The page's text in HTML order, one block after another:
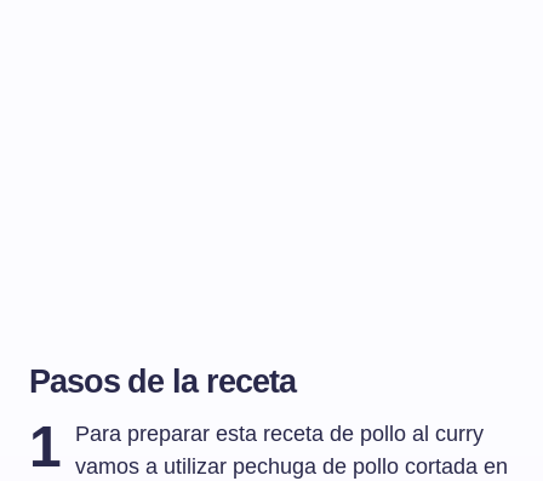
Pasos de la receta
1
Para preparar esta receta de pollo al curry
vamos a utilizar pechuga de pollo cortada en